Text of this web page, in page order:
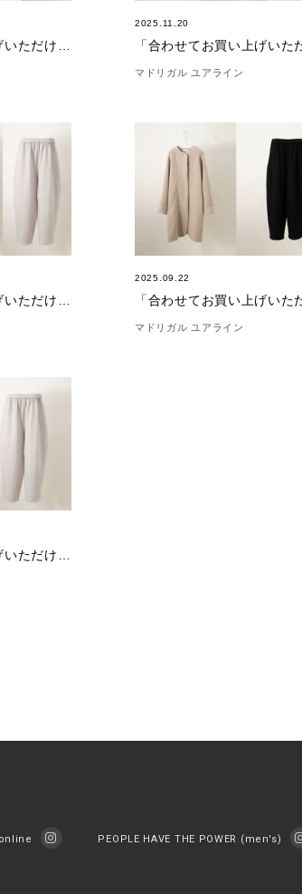
2025.11.20
マドリガル ユアライン
2025.09.22
マドリガル ユアライン
PEOPLE HAVE THE POWER (men's)